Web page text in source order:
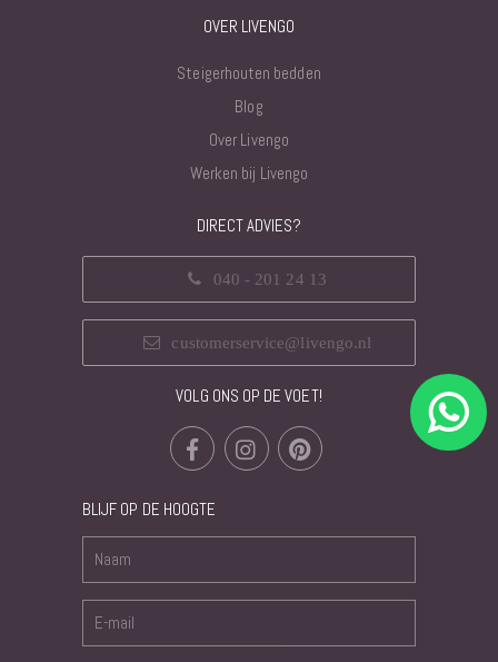
OVER LIVENGO
Steigerhouten bedden
Blog
Over Livengo
Werken bij Livengo
DIRECT ADVIES?
040 - 201 24 13
customerservice@livengo.nl
VOLG ONS OP DE VOET!
BLIJF OP DE HOOGTE